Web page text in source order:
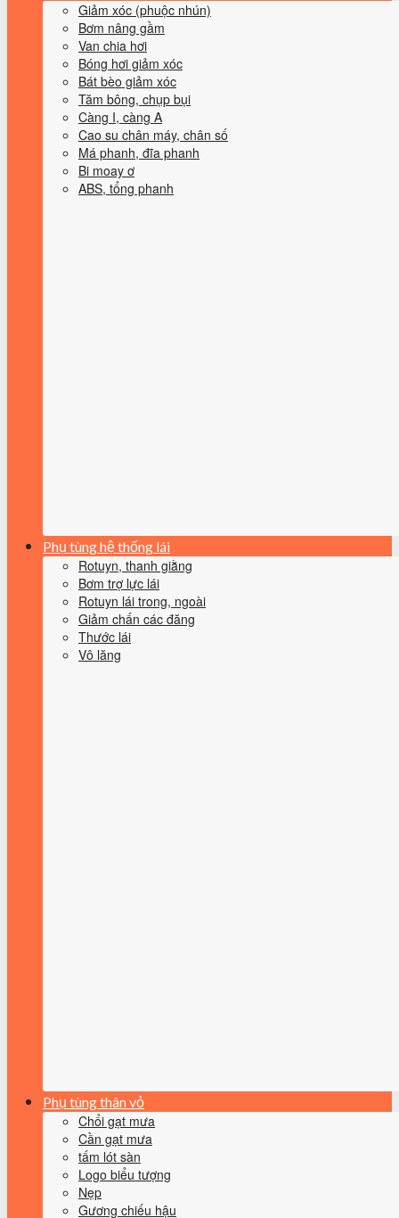
Giảm xóc (phuộc nhún)
Bơm nâng gầm
Van chia hơi
Bóng hơi giảm xóc
Bát bèo giảm xóc
Tăm bông, chụp bụi
Càng I, càng A
Cao su chân máy, chân số
Má phanh, đĩa phanh
Bi moay ơ
ABS, tổng phanh
Phụ tùng hệ thống lái
Rotuyn, thanh giằng
Bơm trợ lực lái
Rotuyn lái trong, ngoài
Giảm chấn các đăng
Thước lái
Vô lăng
Phụ tùng thân vỏ
Chổi gạt mưa
Cần gạt mưa
tấm lót sàn
Logo biểu tượng
Nẹp
Gương chiếu hậu